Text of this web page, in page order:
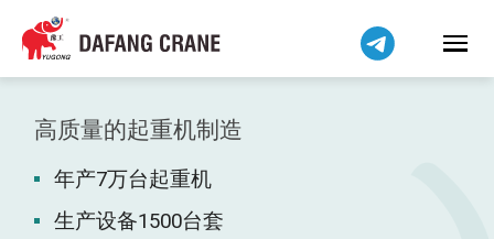
高质量的起重机制造
年产7万台起重机
生产设备1500台套
हिन्दी
Bahasa Indonesia
Bahasa Melayu
Tiếng Việt
বাংলা
فارسی
Pilipino